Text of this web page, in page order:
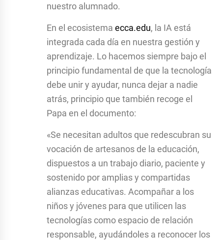
nuestro alumnado.
En el ecosistema ecca.edu, la IA está
integrada cada día en nuestra gestión y
aprendizaje. Lo hacemos siempre bajo el
principio fundamental de que la tecnología
debe unir y ayudar, nunca dejar a nadie
atrás, principio que también recoge el
Papa en el documento:
«Se necesitan adultos que redescubran su
vocación de artesanos de la educación,
dispuestos a un trabajo diario, paciente y
sostenido por amplias y compartidas
alianzas educativas. Acompañar a los
niños y jóvenes para que utilicen las
tecnologías como espacio de relación
responsable, ayudándoles a reconocer los